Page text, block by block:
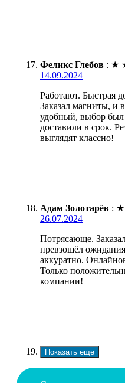
Феликс Глебов : ★
14.09.2024
Работают. Быстрая
Заказал магниты, и
удобный, выбор
доставили в срок.
выглядят классно!
Адам Золотарёв : ★
26.07.2024
Потрясающе.
превзошёл
аккуратно.
Только
компании!
Показать еще